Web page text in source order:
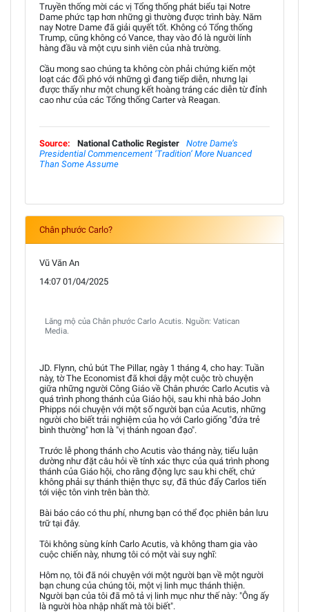
Truyền thống mời các vị Tổng thống phát biểu tại Notre
Dame phức tạp hơn những gì thường được trình bày. Năm
nay Notre Dame đã giải quyết tốt. Không có Tổng thống
Trump, cũng không có Vance, thay vào đó là người lính
hàng đầu và một cựu sinh viên của nhà trường.
Cầu mong sao chúng ta không còn phải chứng kiến một
loạt các đối phó với những gì đang tiếp diễn, nhưng lại
được thấy như một chung kết hoàng tráng các diễn từ đỉnh
cao như của các Tổng thống Carter và Reagan.
Source: National Catholic Register
Notre Dame’s
Presidential Commencement ‘Tradition’ More Nuanced
Than Some Assume
Chân phước Carlo?
Vũ Văn An
14:07 01/04/2025
Lăng mộ của Chân phước Carlo Acutis. Nguồn: Vatican
Media.
JD. Flynn, chủ bút The Pillar, ngày 1 tháng 4, cho hay: Tuần
này, tờ The Economist đã khơi dậy một cuộc trò chuyện
giữa những người Công Giáo về Chân phước Carlo Acutis và
quá trình phong thánh của Giáo hội, sau khi nhà báo John
Phipps nói chuyện với một số người bạn của Acutis, những
người cho biết trải nghiệm của họ với Carlo giống "đứa trẻ
bình thường" hơn là "vị thánh ngoan đạo".
Trước lễ phong thánh cho Acutis vào tháng này, tiểu luận
dường như đặt câu hỏi về tính xác thực của quá trình phong
thánh của Giáo hội, cho rằng động lực sau khi chết, chứ
không phải sự thánh thiện thực sự, đã thúc đẩy Carlos tiến
tới việc tôn vinh trên bàn thờ.
Bài báo cáo có thu phí, nhưng bạn có thể đọc phiên bản lưu
trữ tại đây.
Tôi không sùng kính Carlo Acutis, và không tham gia vào
cuộc chiến này, nhưng tôi có một vài suy nghĩ:
Hôm nọ, tôi đã nói chuyện với một người bạn về một người
bạn chung của chúng tôi, một vị linh mục thánh thiện.
Người bạn của tôi đã mô tả vị linh mục như thế này: "Ông ấy
là người hòa nhập nhất mà tôi biết".